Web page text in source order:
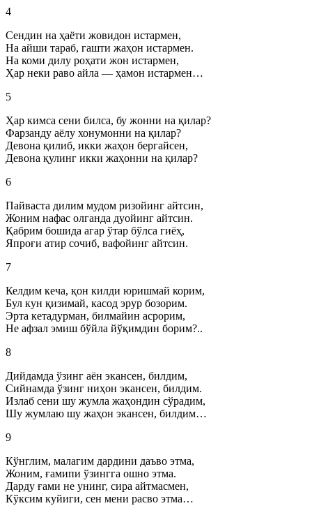
4
Сендин на ҳаёти жовидон истармен,
На айши тараб, гашти жаҳон истармен.
На коми дилу роҳати жон истармен,
Ҳар неки раво айла — ҳамон истармен…
5
Ҳар кимса сени билса, бу жонни на қилар?
Фарзанду аёлу хонумонни на қилар?
Девона қилиб, икки жаҳон бергайсен,
Девона қулинг икки жаҳонни на қилар?
6
Пайваста дилим мудом ризойинг айтсин,
Жоним нафас олганда дуойинг айтсин.
Қабрим бошида агар ўтар бўлса гиёҳ,
Япроғи атир сочиб, вафойинг айтсин.
7
Келдим кеча, қон килди юришмай корим,
Бул кун қизимай, касод эрур бозорим.
Эрта кетадурман, билмайин асрорим,
Не афзал эмиш бўйла йўқимдин борим?..
8
Дийдамда ўзинг аён экансен, билдим,
Сийнамда ўзинг ниҳон экансен, билдим.
Излаб сени шу жумла жаҳондин сўрадим,
Шу жумлаю шу жаҳон экансен, билдим…
9
Кўнглим, малагим дардини даъво этма,
Жоним, ғамипи ўзингга ошно этма.
Дарду ғами не унинг, сира айтмасмен,
Кўксим куйиги, сен мени расво этма…